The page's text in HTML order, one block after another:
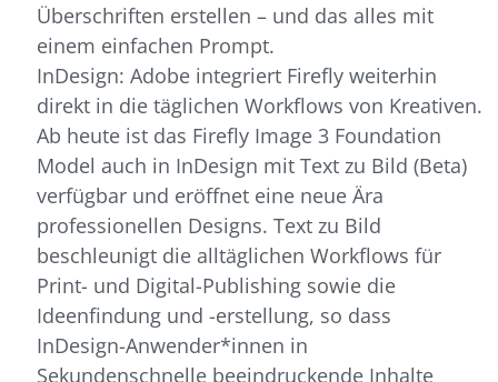
Überschriften erstellen – und das alles mit
einem einfachen Prompt.
InDesign: Adobe integriert Firefly weiterhin
direkt in die täglichen Workflows von Kreativen.
Ab heute ist das Firefly Image 3 Foundation
Model auch in InDesign mit Text zu Bild (Beta)
verfügbar und eröffnet eine neue Ära
professionellen Designs. Text zu Bild
beschleunigt die alltäglichen Workflows für
Print- und Digital-Publishing sowie die
Ideenfindung und -erstellung, so dass
InDesign-Anwender*innen in
Sekundenschnelle beeindruckende Inhalte